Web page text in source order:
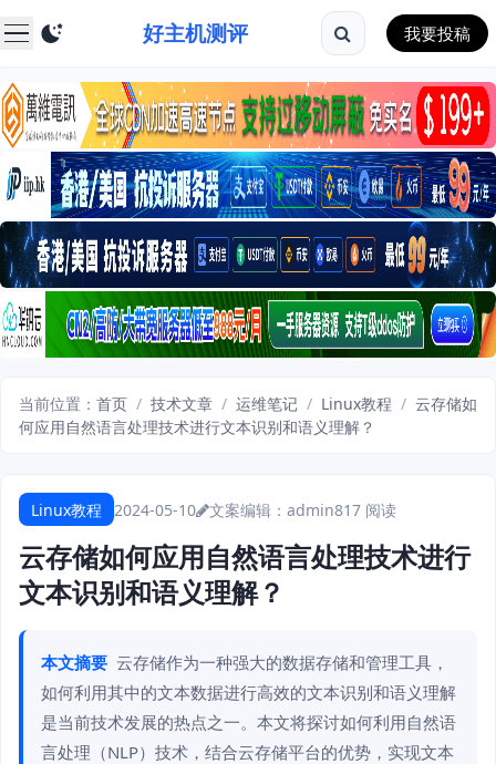
好主机测评 我要投稿
当前位置： 首页 / 技术文章 / 运维笔记 / Linux教程 / 云存储如
何应用自然语言处理技术进行文本识别和语义理解？
Linux教程 2024-05-10 文案编辑：admin817 阅读
云存储如何应用自然语言处理技术进行
文本识别和语义理解？
本文摘要 云存储作为一种强大的数据存储和管理工具，
如何利用其中的文本数据进行高效的文本识别和语义理解
是当前技术发展的热点之一。本文将探讨如何利用自然语
言处理（NLP）技术，结合云存储平台的优势，实现文本